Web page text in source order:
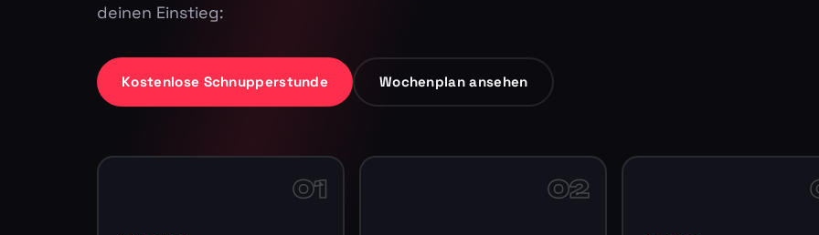
deinen Einstieg:
Kostenlose Schnupperstunde Wochenplan ansehen
01 02